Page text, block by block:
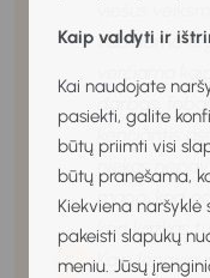
Kaip valdyti ir
Kai naudojate
pasiekti, galite
būtų priimti visi
būtų pranešama,
Kiekviena naršyklė
pakeisti slapukų
meniu. Jūsų
vadinama
verčiama
darbas,
kenčiantis
niekas
mano, kad
kad kažkas
Kaip